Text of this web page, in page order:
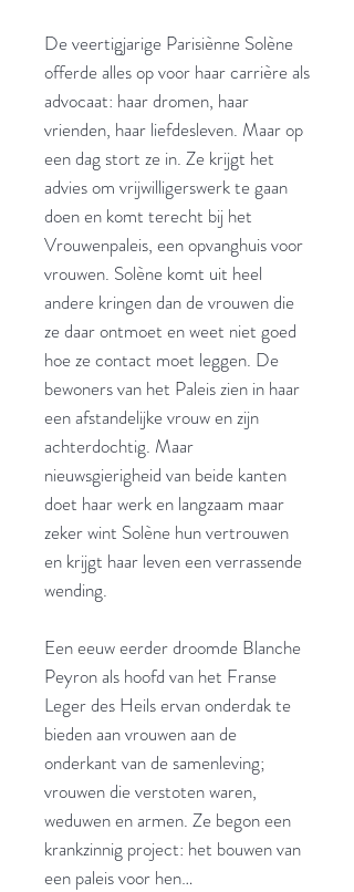
De veertigjarige Parisiènne Solène
offerde alles op voor haar carrière als
advocaat: haar dromen, haar
vrienden, haar liefdesleven. Maar op
een dag stort ze in. Ze krijgt het
advies om vrijwilligerswerk te gaan
doen en komt terecht bij het
Vrouwenpaleis, een opvanghuis voor
vrouwen. Solène komt uit heel
andere kringen dan de vrouwen die
ze daar ontmoet en weet niet goed
hoe ze contact moet leggen. De
bewoners van het Paleis zien in haar
een afstandelijke vrouw en zijn
achterdochtig. Maar
nieuwsgierigheid van beide kanten
doet haar werk en langzaam maar
zeker wint Solène hun vertrouwen
en krijgt haar leven een verrassende
wending.
Een eeuw eerder droomde Blanche
Peyron als hoofd van het Franse
Leger des Heils ervan onderdak te
bieden aan vrouwen aan de
onderkant van de samenleving;
vrouwen die verstoten waren,
weduwen en armen. Ze begon een
krankzinnig project: het bouwen van
een paleis voor hen…